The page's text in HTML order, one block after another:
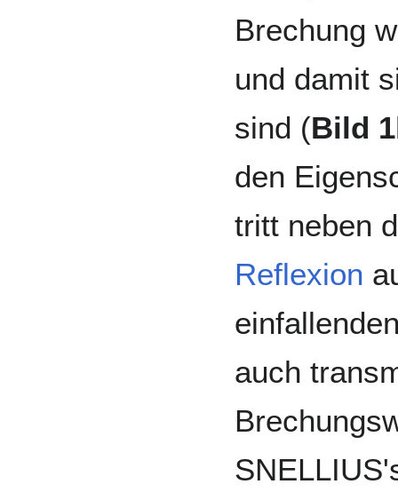
Brechung
und damit
sind (Bild
den
tritt neben
Reflexion
auch